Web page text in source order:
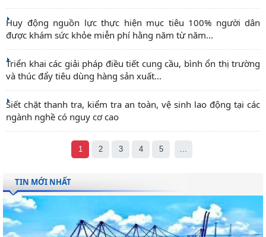
Huy động nguồn lực thực hiện mục tiêu 100% người dân
được khám sức khỏe miễn phí hằng năm từ năm...
Triển khai các giải pháp điều tiết cung cầu, bình ổn thị trường
và thúc đẩy tiêu dùng hàng sản xuất...
Siết chặt thanh tra, kiểm tra an toàn, vệ sinh lao động tại các
ngành nghề có nguy cơ cao
1 2 3 4 5 ...
TIN MỚI NHẤT